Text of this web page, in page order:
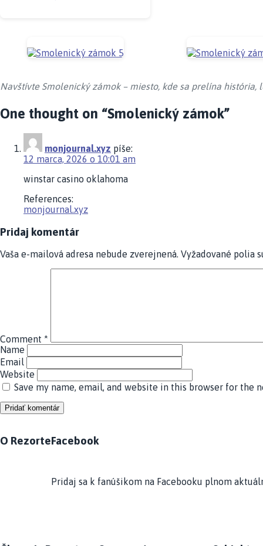
Navštívte Smolenický zámok – miesto, kde sa prelína
One thought on “Smolenický zámok”
monjournal.xyz píše:
12 marca, 2026 o 10:01 am
winstar casino oklahoma
References:
monjournal.xyz
Pridaj komentár
Vaša e-mailová adresa nebude zverejnená. Vyžadované polia
Comment *
Name
Email
Website
Save my name, email, and website in this browser for the
O RezorteFacebook
Pridaj sa k fanúšikom na Facebooku plnom